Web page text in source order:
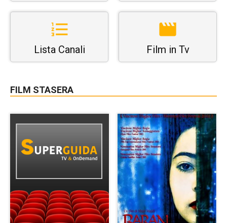
Lista Canali Film in Tv
FILM STASERA